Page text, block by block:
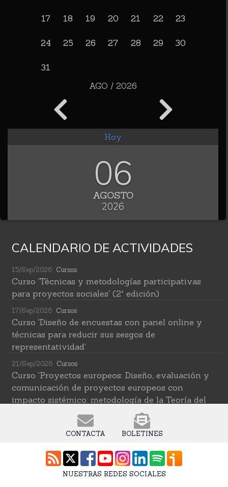
17 18 19 20 21 22 23
24 25 26 27 28 29 30
31
AGO / 2026
Hoy
06
AGOSTO
2026
CALENDARIO DE ACTIVIDADES
15/Sep/2026 Cursos
Curso 'Técnicas y metodologías participativas
para proyectos sociales' (2ª edición)
17/Sep/2026 Cursos
Curso 'Diseño de encuestas con panel online y
técnicas para reducir sus sesgos de
representatividad'
21/Sep/2026 Cursos
Curso 'Proyectos europeos: Diseño, evaluación y
comunicación de proyectos europeos con
impacto sistémico: metodología de la Teoría del
Cambio transformativa'
Cursos
ciencias sociales' (2ª edición)
Cursos
CONTACTA BOLETINES
NUESTRAS REDES SOCIALES